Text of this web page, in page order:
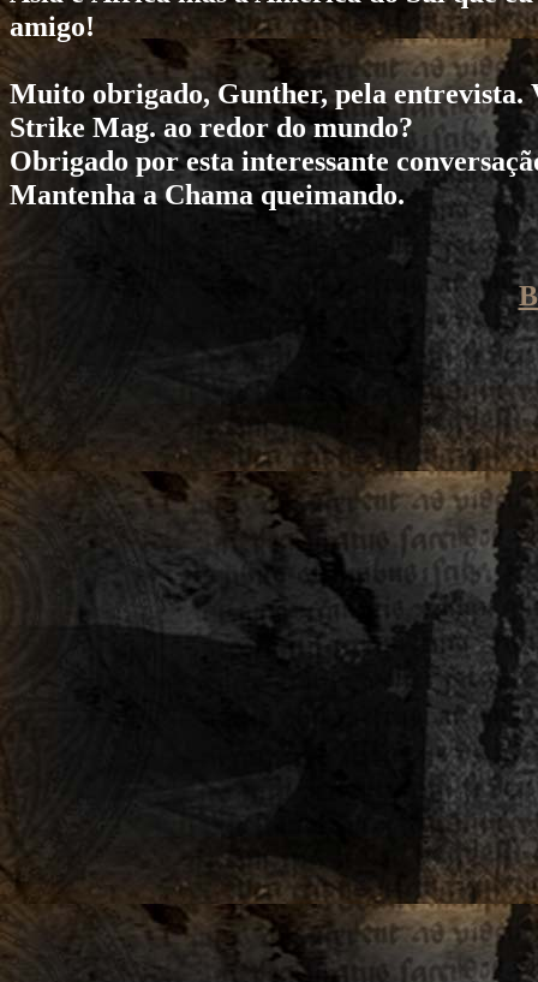
amigo!
Muito obrigado, Gunther, pela entrevista.
Strike Mag. ao redor do mundo?
Obrigado por esta interessante
Mantenha a Chama queimando.